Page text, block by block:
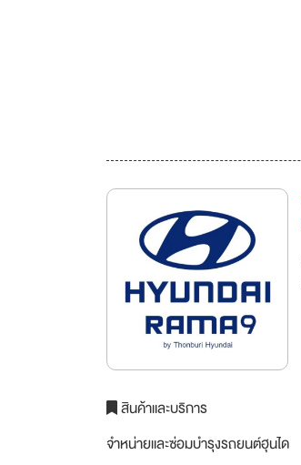
สินค้าและบริการ
จำหน่ายและซ่อมบำรุงรถยนต์ฮุนได